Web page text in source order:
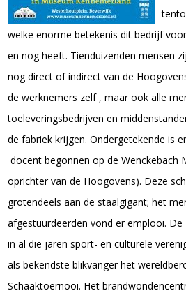
welke enorme betekenis dit bedrijf
en nog heeft. Tienduizenden mensen
nog direct of indirect van de
de werknemers zelf , maar ook alle
toeleveringsbedrijven en
de fabriek krijgen. Ondergetekende is
docent begonnen op de Wenckebach
oprichter van de Hoogovens). Deze
grotendeels aan de staalgigant; het
afgestuurdeerden vond er emplooi.
in al die jaren sport- en culturele
als bekendste blikvanger het
Schaaktoernooi. Het